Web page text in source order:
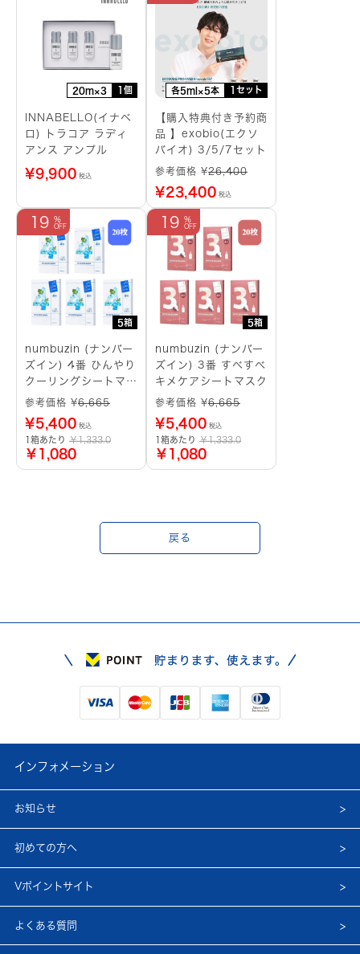
20m×3 1個
INNABELLO(イナベ
ロ) トラコア ラディ
アンス アンプル
¥9,900 税込
各5ml×5本 1セット
【購入特典付き予約商
品 】exobio(エクソ
バイオ) 3/5/7セット
参考価格 ¥26,400
¥23,400 税込
5箱
19
numbuzin (ナンバー
ズイン) 4番 ひんやり
クーリングシートマス
ク
参考価格 ¥6,665
¥5,400 税込
1箱あたり ￥1,333.0
￥1,080
5箱
19
numbuzin (ナンバー
ズイン) 3番 すべすべ
キメケアシートマスク
参考価格 ¥6,665
¥5,400 税込
1箱あたり ￥1,333.0
￥1,080
戻る
インフォメーション
お知らせ
初めての方へ
Vポイントサイト
よくある質問